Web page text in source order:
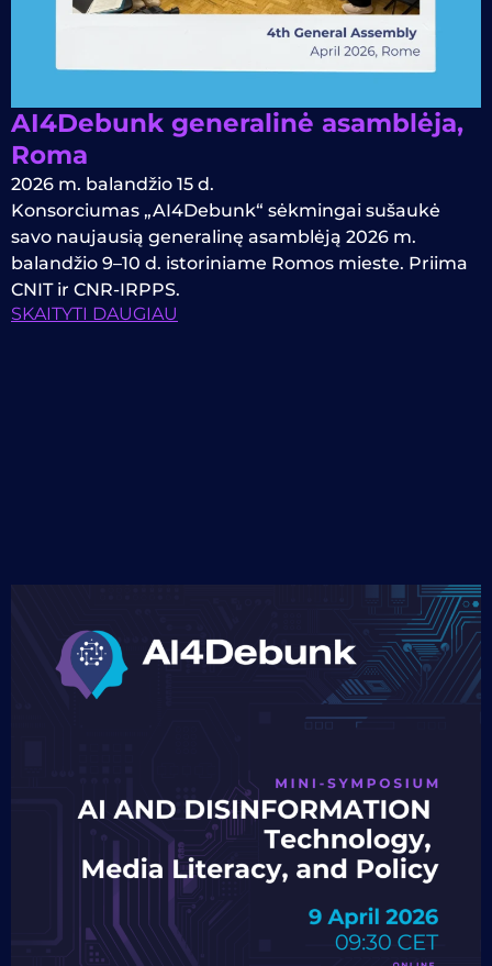
AI4Debunk generalinė asamblėja,
Roma
2026 m. balandžio 15 d.
Konsorciumas „AI4Debunk“ sėkmingai sušaukė
savo naujausią generalinę asamblėją 2026 m.
balandžio 9–10 d. istoriniame Romos mieste. Priima
CNIT ir CNR-IRPPS.
SKAITYTI DAUGIAU